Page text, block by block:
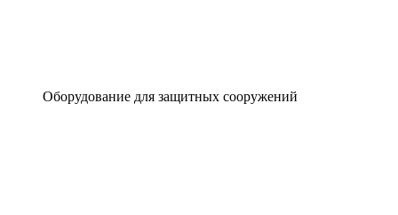
Оборудование для защитных сооружений